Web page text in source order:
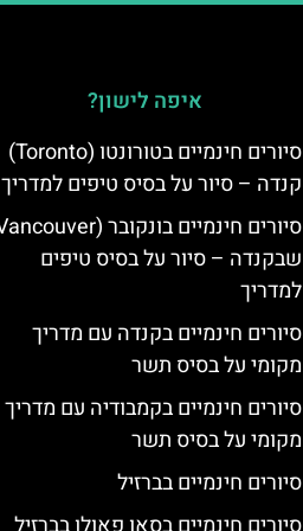
איפה לישון?
סיורים חינמיים בטורונטו (Toronto)
קנדה – סיור על בסיס טיפים למדריך
שבקנדה – סיור על בסיס טיפים
למדריך
סיורים חינמיים בקנדה עם מדריך
מקומי על בסיס תשר
סיורים חינמיים בקמבודיה עם מדריך
מקומי על בסיס תשר
סיורים חינמיים בברזיל